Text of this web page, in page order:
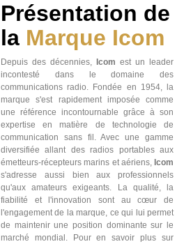
Présentation de
la Marque Icom
Depuis des décennies, Icom est un leader
incontesté dans le domaine des
communications radio. Fondée en 1954, la
marque s'est rapidement imposée comme
une référence incontournable grâce à son
expertise en matière de technologie de
communication sans fil. Avec une gamme
diversifiée allant des radios portables aux
émetteurs-récepteurs marins et aériens, Icom
s'adresse aussi bien aux professionnels
qu'aux amateurs exigeants. La qualité, la
fiabilité et l'innovation sont au cœur de
l'engagement de la marque, ce qui lui permet
de maintenir une position dominante sur le
marché mondial. Pour en savoir plus sur